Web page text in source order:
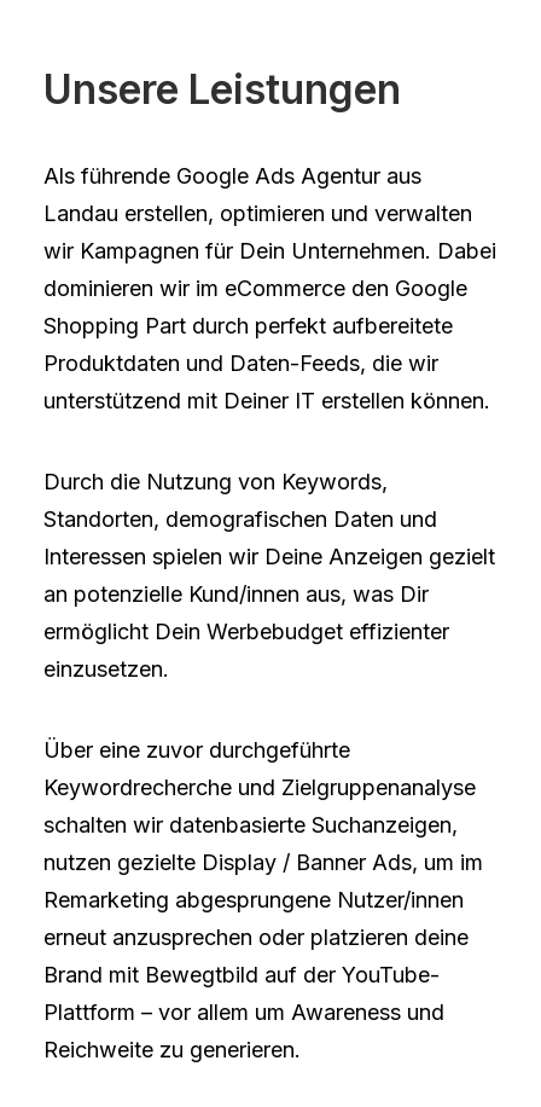
Unsere Leistungen
Als führende Google Ads Agentur aus
Landau erstellen, optimieren und verwalten
wir Kampagnen für Dein Unternehmen. Dabei
dominieren wir im eCommerce den Google
Shopping Part durch perfekt aufbereitete
Produktdaten und Daten-Feeds, die wir
unterstützend mit Deiner IT erstellen können.
Durch die Nutzung von Keywords,
Standorten, demografischen Daten und
Interessen spielen wir Deine Anzeigen gezielt
an potenzielle Kund/innen aus, was Dir
ermöglicht Dein Werbebudget effizienter
einzusetzen.
Über eine zuvor durchgeführte
Keywordrecherche und Zielgruppenanalyse
schalten wir datenbasierte Suchanzeigen,
nutzen gezielte Display / Banner Ads, um im
Remarketing abgesprungene Nutzer/innen
erneut anzusprechen oder platzieren deine
Brand mit Bewegtbild auf der YouTube-
Plattform – vor allem um Awareness und
Reichweite zu generieren.